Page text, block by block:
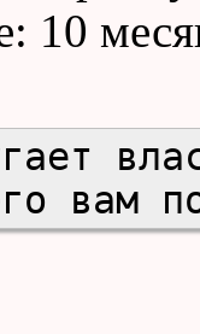
10
вам